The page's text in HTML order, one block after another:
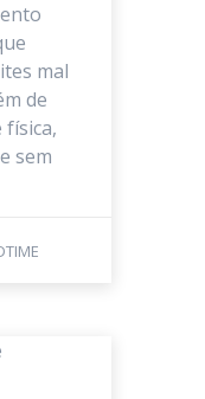
mal
de
física,
sem